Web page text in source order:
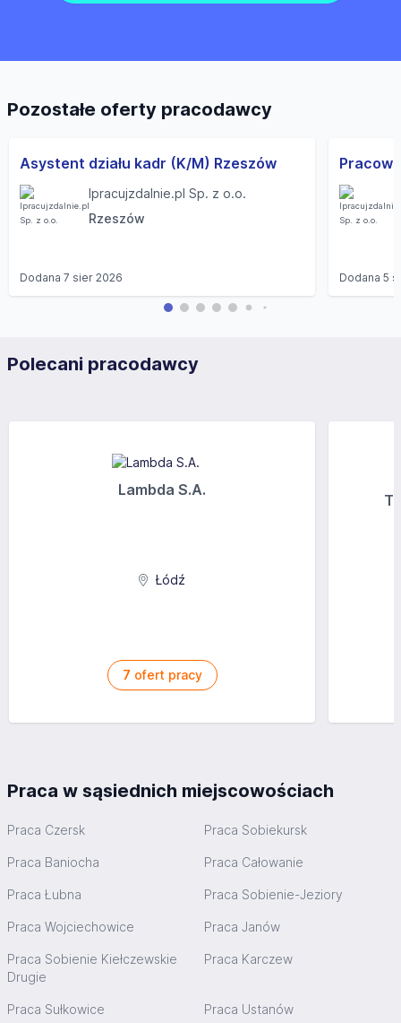
Pozostałe oferty pracodawcy
Asystent działu kadr (K/M) Rzeszów
Ipracujzdalnie.pl Sp. z o.o.
Rzeszów
Dodana 7 sier 2026 Dodana5
Polecani pracodawcy
Lambda S.A.
Łódź
7 ofert pracy
Praca w sąsiednich miejscowościach
Praca Czersk Praca Sobiekursk
Praca Baniocha Praca Całowanie
Praca Łubna Praca Sobienie-Jeziory
Praca Wojciechowice Praca Janów
Praca Sobienie Kiełczewskie
Drugie
Praca Karczew
Praca Sułkowice Praca Ustanów